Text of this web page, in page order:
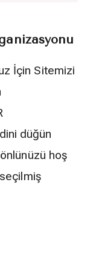
İçin Sitemizi
düğün
hoş